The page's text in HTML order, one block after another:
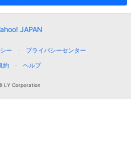
JAPAN
ー
プライバシーセンター
約
ヘルプ
LY Corporation